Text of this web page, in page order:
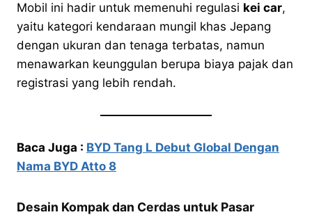
Mobil ini hadir untuk memenuhi regulasi kei car,
yaitu kategori kendaraan mungil khas Jepang
dengan ukuran dan tenaga terbatas, namun
menawarkan keunggulan berupa biaya pajak dan
registrasi yang lebih rendah.
Baca Juga : BYD Tang L Debut Global Dengan
Nama BYD Atto 8
Desain Kompak dan Cerdas untuk Pasar